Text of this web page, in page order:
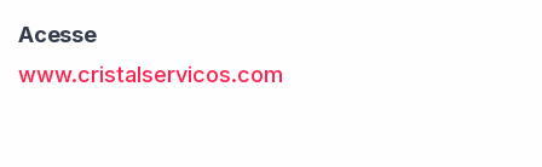
Acesse
www.cristalservicos.com